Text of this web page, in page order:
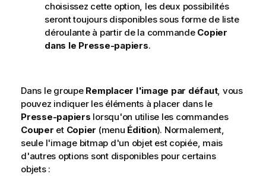
choisissez cette option, les deux possibilités
seront toujours disponibles sous forme de liste
déroulante à partir de la commande Copier
dans le Presse-papiers.
Dans le groupe Remplacer l'image par défaut, vous
pouvez indiquer les éléments à placer dans le
Presse-papiers lorsqu'on utilise les commandes
Couper et Copier (menu Édition). Normalement,
seule l'image bitmap d'un objet est copiée, mais
d'autres options sont disponibles pour certains
objets :